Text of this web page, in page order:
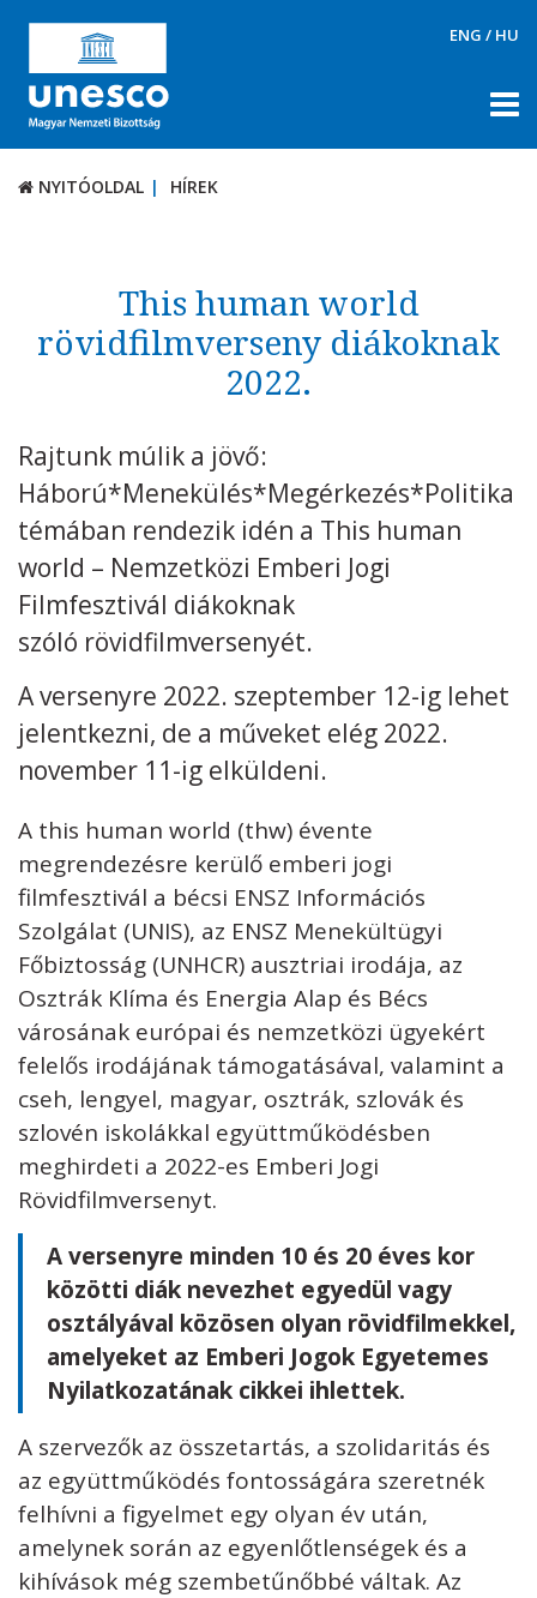
ENG / HU
NYITÓOLDAL HÍREK
DOKUMENTUMTÁR
PÁLYÁZATOK / DÍJAK
Kövess minket unescohungary
Adatkezelési tájékoztató Impresszum
RSS
NYITÓOLDAL HÍREK
This human world
rövidfilmverseny diákoknak
2022.
Rajtunk múlik a jövő:
Háború*Menekülés*Megérkezés*Politika
témában rendezik idén a This human
world – Nemzetközi Emberi Jogi
Filmfesztivál diákoknak
szóló rövidfilmversenyét.
A versenyre 2022. szeptember 12-ig lehet
jelentkezni, de a műveket elég 2022.
november 11-ig elküldeni.
A this human world (thw) évente
megrendezésre kerülő emberi jogi
filmfesztivál a bécsi ENSZ Információs
Szolgálat (UNIS), az ENSZ Menekültügyi
Főbiztosság (UNHCR) ausztriai irodája, az
Osztrák Klíma és Energia Alap és Bécs
városának európai és nemzetközi ügyekért
felelős irodájának támogatásával, valamint a
cseh, lengyel, magyar, osztrák, szlovák és
szlovén iskolákkal együttműködésben
meghirdeti a 2022-es Emberi Jogi
Rövidfilmversenyt.
A versenyre minden 10 és 20 éves kor
közötti diák nevezhet egyedül vagy
osztályával közösen olyan rövidfilmekkel,
amelyeket az Emberi Jogok Egyetemes
Nyilatkozatának cikkei ihlettek.
A szervezők az összetartás, a szolidaritás és
az együttműködés fontosságára szeretnék
felhívni a figyelmet egy olyan év után,
amelynek során az egyenlőtlenségek és a
kihívások még szembetűnőbbé váltak. Az